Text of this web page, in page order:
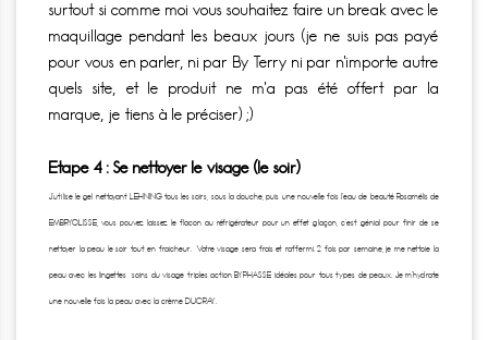
surtout si comme moi vous souhaitez faire un break avec le
maquillage pendant les beaux jours (je ne suis pas payé
pour vous en parler, ni par By Terry ni par n’importe autre
quels site, et le produit ne m’a pas été offert par la
marque, je tiens à le préciser) ;)
Etape 4 : Se nettoyer le visage (le soir)
J’utilise le gel nettoyant LEHNING tous les soirs, sous la douche, puis une nouvelle fois l’eau de beauté Rosamélis de
EMBRYOLISSE, vous pouvez laissez le flacon au réfrigérateur pour un effet glaçon, c’est génial pour finir de se
nettoyer la peau le soir tout en fraicheur. Votre visage sera frais et raffermi. 2 fois par semaine, je me nettoie la
peau avec les lingettes soins du visage triples action BYPHASSE idéales pour tous types de peaux. Je m’hydrate
une nouvelle fois la peau avec la crème DUCRAY.